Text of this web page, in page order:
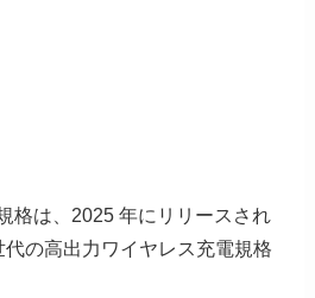
格は、2025 年にリリースされ
の高出力ワイヤレス充電規格